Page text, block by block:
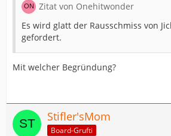
Zitat von Onehitwonder
Es wird glatt der Rausschmiss von
gefordert.
Mit welcher Begründung?
Stifler'sMom
Board-Grufti